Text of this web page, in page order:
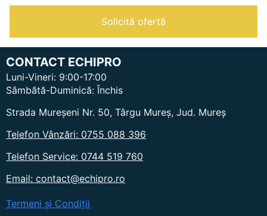
Solicită ofertă
CONTACT ECHIPRO
Luni-Vineri: 9:00-17:00
Sâmbătă-Duminică: Închis
Strada Mureșeni Nr. 50, Târgu Mureș, Jud. Mureș
Telefon Vânzări: 0755 088 396
Telefon Service: 0744 519 760
Email: contact@echipro.ro
Termeni și Condiții